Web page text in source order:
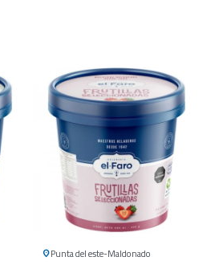
Punta del este Maldonado